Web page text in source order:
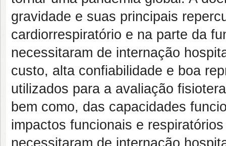
gravidade e suas principais
cardiorrespiratório e na parte da
necessitaram de internação
custo, alta confiabilidade e boa
utilizados para a avaliação
bem como, das capacidades
impactos funcionais e
necessitaram de internação